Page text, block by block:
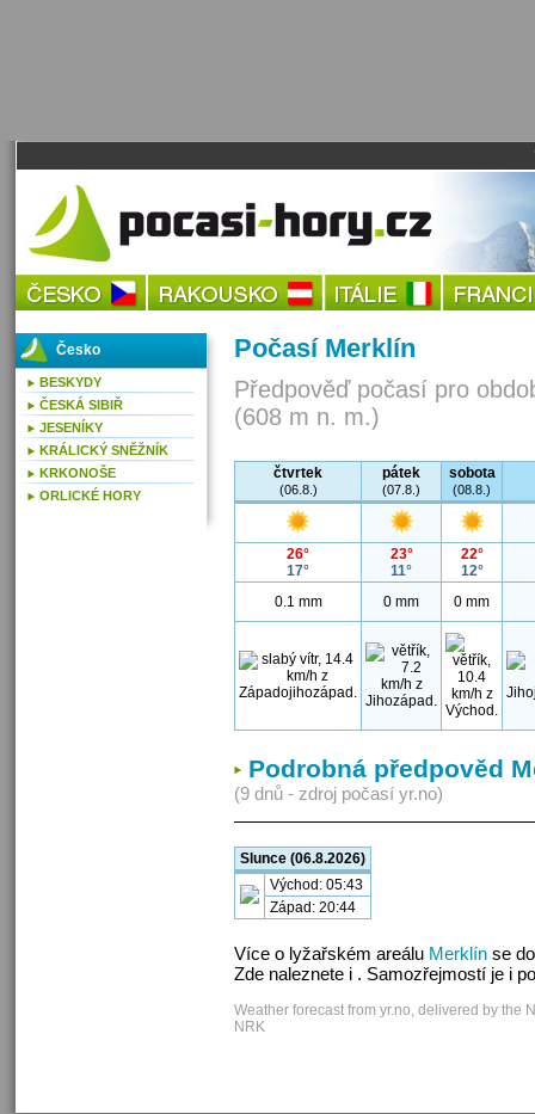
Počasí Merklín
Předpověď počasí pro
(608 m n. m.)
čtvrtek
(06.8.)
pátek
(07.8.)
sobota
(08.8.)
26°
17°
23°
11°
22°
12°
0.1 mm
0 mm 0 mm
Podrobná předpověd
(9 dnů - zdroj počasí yr.no)
Slunce (06.8.2026)
Východ: 05:43
Západ: 20:44
Více o lyžařském areálu Merklín se
Zde naleznete i . Samozřejmostí je i
Weather forecast from yr.no, delivered by the
NRK
Česko
BESKYDY
ČESKÁ SIBIŘ
JESENÍKY
KRÁLICKÝ SNĚŽNÍK
KRKONOŠE
ORLICKÉ HORY